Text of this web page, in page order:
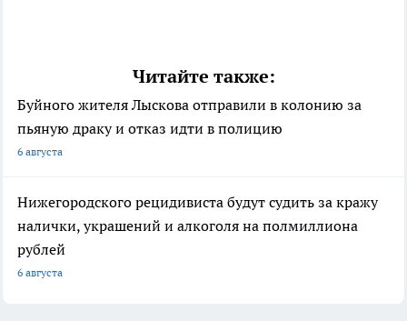
Читайте также:
Буйного жителя Лыскова отправили в колонию за
пьяную драку и отказ идти в полицию
6 августа
Нижегородского рецидивиста будут судить за кражу
налички, украшений и алкоголя на полмиллиона
рублей
6 августа